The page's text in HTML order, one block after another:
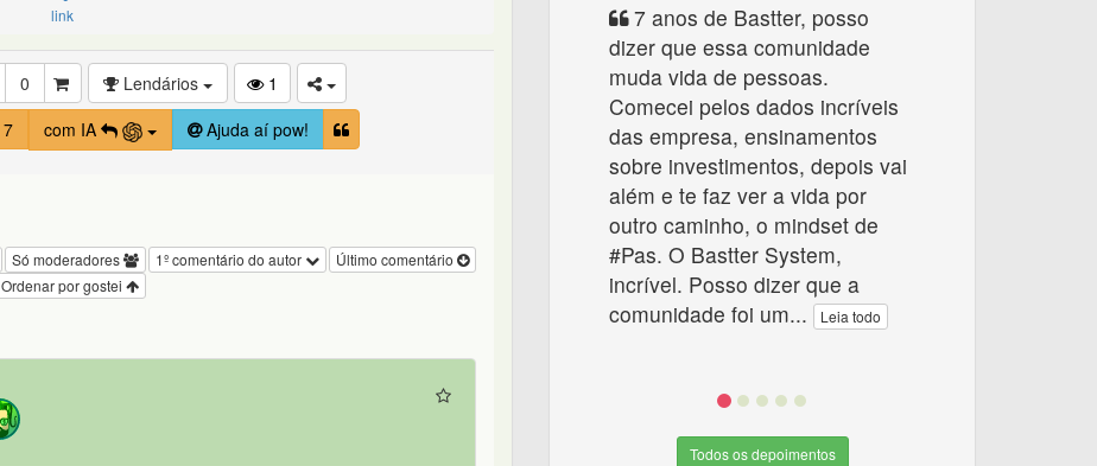
link
0 Lendários
1
7 com IA Ajuda aí pow!
Último comentário
1º comentário do autor
Só moderadores
Ordenar por gostei
7 anos de Bastter, posso
dizer que essa comunidade
muda vida de pessoas.
Comecei pelos dados incríveis
das empresa, ensinamentos
sobre investimentos, depois vai
além e te faz ver a vida por
outro caminho, o mindset de
#Pas. O Bastter System,
incrível. Posso dizer que a
comunidade foi um... Leia todo
Todos os depoimentos